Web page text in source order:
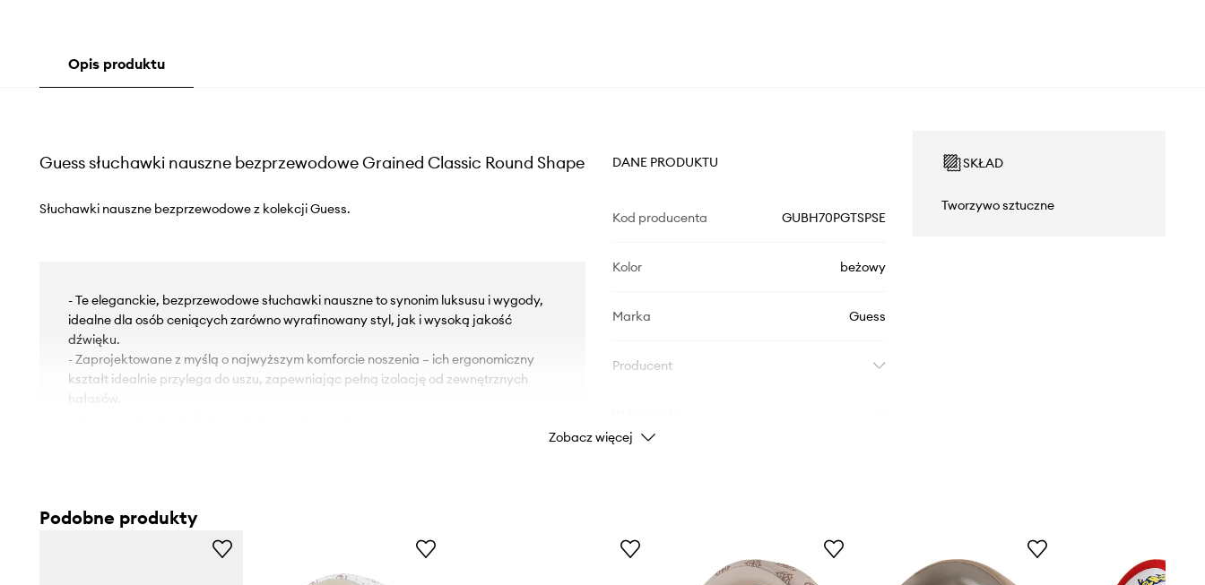
Opis produktu
Guess słuchawki nauszne bezprzewodowe Grained Classic Round Shape
Słuchawki nauszne bezprzewodowe z kolekcji Guess.
- Te eleganckie, bezprzewodowe słuchawki nauszne to synonim luksusu i wygody,
idealne dla osób ceniących zarówno wyrafinowany styl, jak i wysoką jakość
dźwięku.
- Zaprojektowane z myślą o najwyższym komforcie noszenia – ich ergonomiczny
kształt idealnie przylega do uszu, zapewniając pełną izolację od zewnętrznych
hałasów.
funkcja, która umożliwia korzystanie słuchawek i sterowanie sparowanym z nimi
urządzeniem za pomocą komend głosowych bezpośrednio do słuchawek.
- Technologia ENC (Environmental Noise Cancellation) - redukcja otaczającego
hałasu, jeszcze lepsze doświadczenia dźwiękowe, eliminując zakłócenia z
DANE PRODUKTU
Kod producenta GUBH70PGTSPSE
Kolor beżowy
Marka Guess
Producent
SKŁAD
Tworzywo sztuczne
Zobacz więcej
Podobne produkty